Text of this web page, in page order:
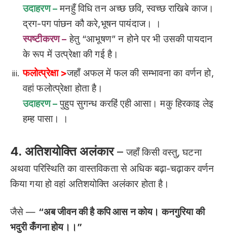
उदाहरण –मनहुँ विधि तन अच्छ छवि, स्वच्छ राखिबे काज।
द्रग-पग पांछन कौ करे,भूषन पायंदाज। ।
स्पष्टीकरण – हेतु “आभूषण” न होने पर भी उसकी पायदान
के रूप में उत्प्रेक्षा की गई है।
फलोत्प्रेक्षा >जहाँ अफल में फल की सम्भावना का वर्णन हो,
वहां फलोत्प्रेक्षा होता है।
उदाहरण –पुहुप सुगन्ध करहिं एही आसा। मकु हिरकाइ लेइ
हम्ह पासा। ।
4. अतिशयोक्ति अलंकार– जहाँ किसी वस्तु, घटना
अथवा परिस्थिति का वास्तविकता से अधिक बढ़ा-चढ़ाकर वर्णन
किया गया हो वहां अतिशयोक्ति अलंकार होता है।
जैसे — “अब जीवन की है कपि आस न कोय। कनगुरिया की
भदुरी कँगना होय।।”